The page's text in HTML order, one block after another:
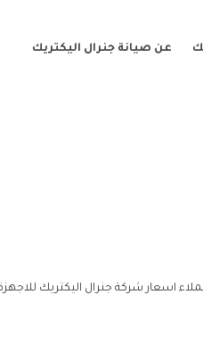
عن صيانة جنرال اليكتريك
اسعار شركة جنرال اليكتريك